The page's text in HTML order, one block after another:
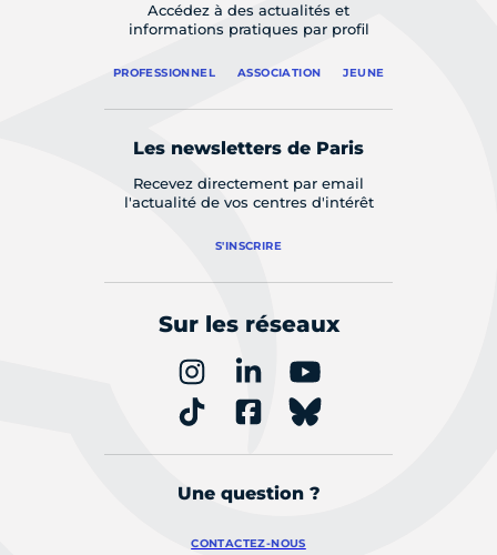
Accédez à des actualités et
informations pratiques par profil
PROFESSIONNEL ASSOCIATION JEUNE
Les newsletters de Paris
Recevez directement par email
l'actualité de vos centres d'intérêt
S'INSCRIRE
Sur les réseaux
Une question ?
CONTACTEZ-NOUS